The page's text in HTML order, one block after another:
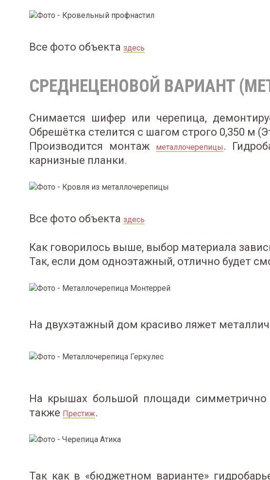
Все фото объекта здесь
СРЕДНЕЦЕНОВОЙ ВАРИАНТ
Снимается шифер или черепица,
Обрешётка стелится с шагом строго 0,350 м
Производится монтаж
металлочерепицы .
карнизные планки.
Все фото объекта здесь
Как говорилось выше, выбор материала
Так, если дом одноэтажный, отлично будет
На двухэтажный дом красиво ляжет
На крышах большой площади симметрично
также Престиж.
Так как в «бюджетном варианте»